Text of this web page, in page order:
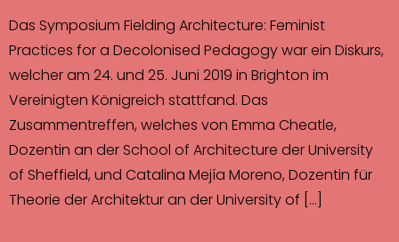
Das Symposium Fielding Architecture: Feminist
Practices for a Decolonised Pedagogy war ein Diskurs,
welcher am 24. und 25. Juni 2019 in Brighton im
Vereinigten Königreich stattfand. Das
Zusammentreffen, welches von Emma Cheatle,
Dozentin an der School of Architecture der University
of Sheffield, und Catalina Mejía Moreno, Dozentin für
Theorie der Architektur an der University of […]